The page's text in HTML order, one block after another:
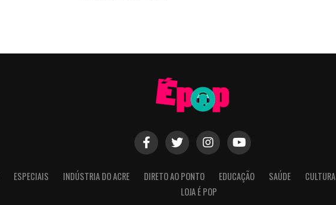
ESPECIAIS INDÚSTRIA DO ACRE DIRETO AO PONTO EDUCAÇÃO SAÚDE CULTURA
LOJA É POP